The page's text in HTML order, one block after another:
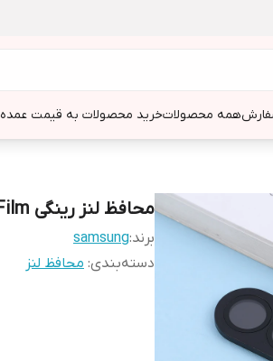
همه محصولاتخرید محصولات به قیمت عمده
محافظ لنز رینگی Lens Film سامسونگ Galaxy A17
برند:samsung
دسته‌بندی: محافظ لنز